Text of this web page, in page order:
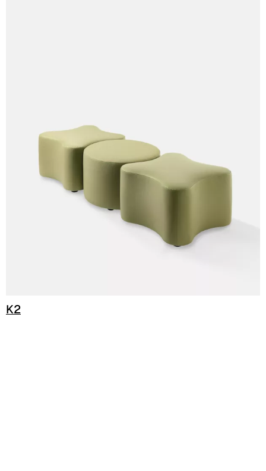
Trevi (Cat. C - Tejido)
C 38G
K2